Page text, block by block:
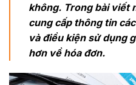
không. Trong bài viết
cung cấp thông tin
và điều kiện sử dụng
hơn về hóa đơn.